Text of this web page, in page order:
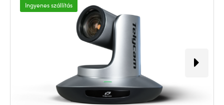
Ingyenes szállítás